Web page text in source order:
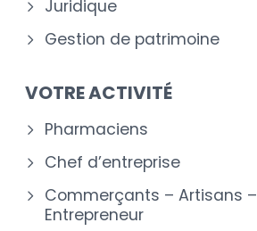
Juridique
Gestion de patrimoine
VOTRE ACTIVITÉ
Pharmaciens
Chef d’entreprise
Commerçants – Artisans –
Entrepreneur